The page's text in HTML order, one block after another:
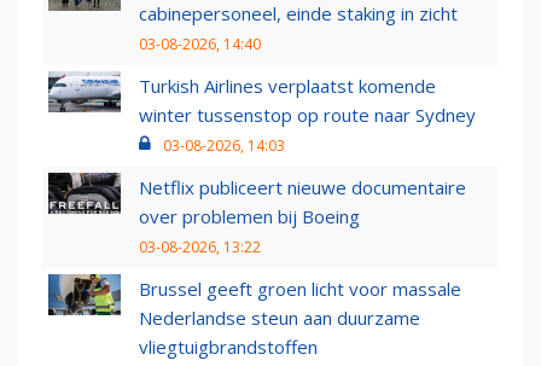
cabinepersoneel, einde staking in zicht
03-08-2026, 14:40
Turkish Airlines verplaatst komende
winter tussenstop op route naar Sydney
03-08-2026, 14:03
Netflix publiceert nieuwe documentaire
over problemen bij Boeing
03-08-2026, 13:22
Brussel geeft groen licht voor massale
Nederlandse steun aan duurzame
vliegtuigbrandstoffen